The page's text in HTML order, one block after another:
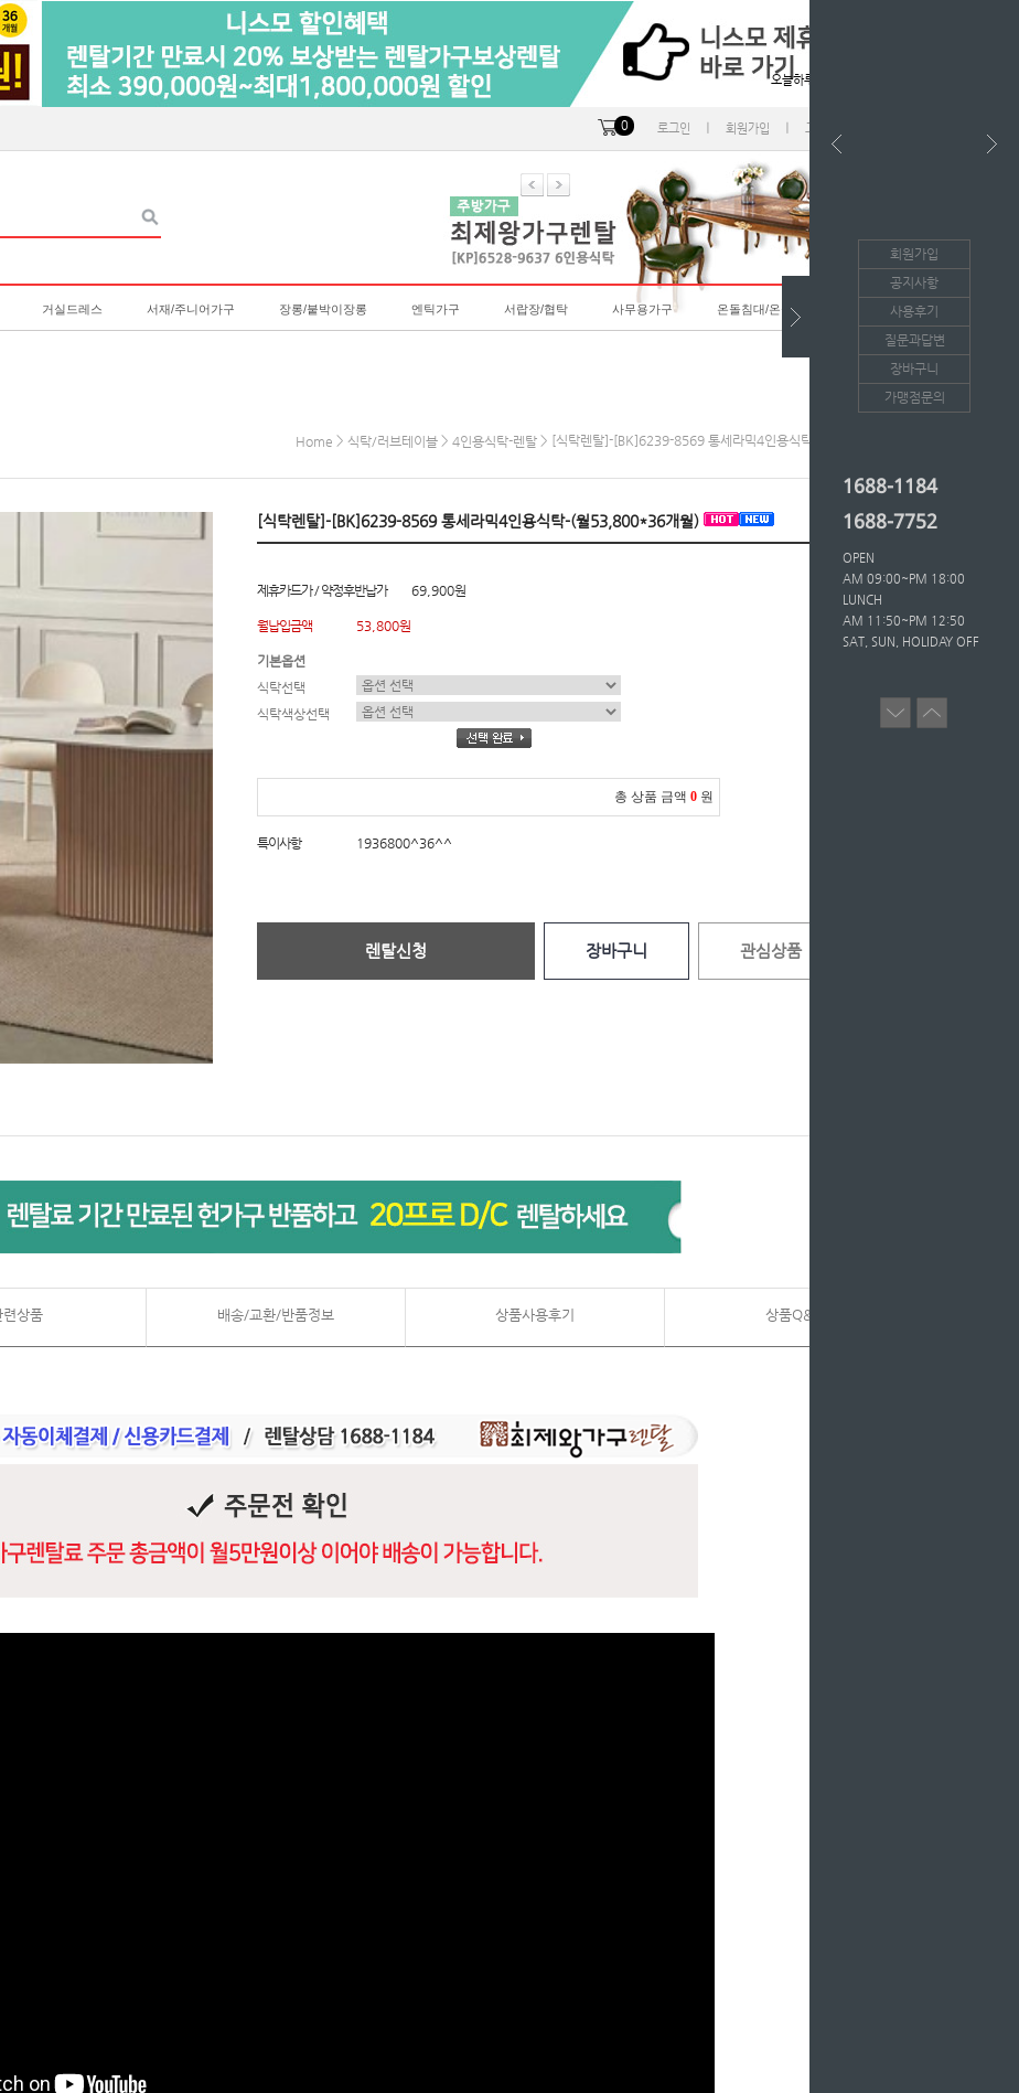
오늘하루 열지않음
0 로그인 회원가입 고객센터
거실드레스 서재/주니어가구 장롱/붙박이장롱 엔틱가구 서랍장/협탁 사무용가구 온돌침대/온돌소파
Home > 식탁/러브테이블 > 4인용식탁-렌탈 > [식탁렌탈]-[BK]6239-8569 통세라믹4인용식탁-(월53,800*36개월)
[식탁렌탈]-[BK]6239-8569 통세라믹4인용식탁-(월53,800*36개월)
제휴카드가 / 약정후반납가 69,900원
월납입금액 53,800원
기본옵션
식탁선택
식탁색상선택
총 상품 금액 0 원
특이사항 1936800^36^^
렌탈신청 장바구니 관심상품
련상품 배송/교환/반품정보 상품사용후기 상품Q&A
회원가입
공지사항
사용후기
질문과답변
장바구니
가맹점문의
1688-1184
1688-7752
OPEN
AM 09:00~PM 18:00
LUNCH
AM 11:50~PM 12:50
SAT, SUN, HOLIDAY OFF